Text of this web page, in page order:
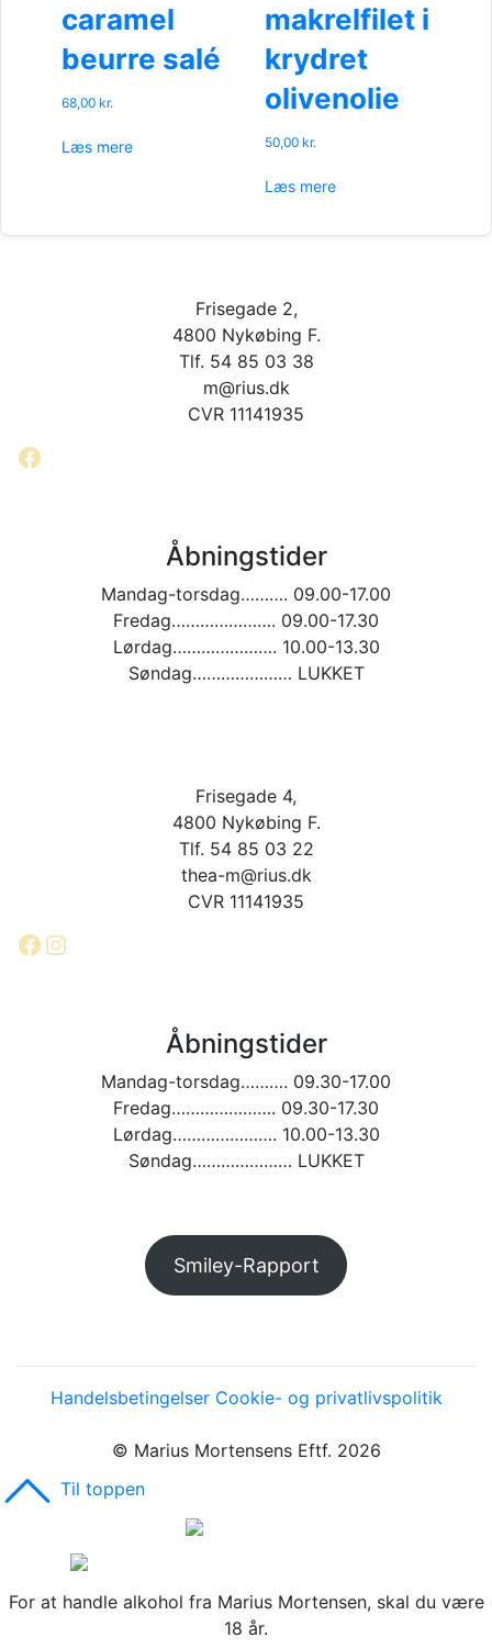
caramel
beurre salé
68,00 kr.
Læs mere
makrelfilet i
krydret
olivenolie
50,00 kr.
Læs mere
Frisegade 2,
4800 Nykøbing F.
Tlf. 54 85 03 38
m@rius.dk
CVR 11141935
Facebook
Åbningstider
Mandag-torsdag………. 09.00-17.00
Fredag…………………. 09.00-17.30
Lørdag…………………. 10.00-13.30
Søndag………………… LUKKET
Frisegade 4,
4800 Nykøbing F.
Tlf. 54 85 03 22
thea-m@rius.dk
CVR 11141935
Facebook
Instagram
Åbningstider
Mandag-torsdag………. 09.30-17.00
Fredag…………………. 09.30-17.30
Lørdag…………………. 10.00-13.30
Søndag………………… LUKKET
Smiley-Rapport
Handelsbetingelser Cookie- og privatlivspolitik
© Marius Mortensens Eftf. 2026
Til toppen
For at handle alkohol fra Marius Mortensen, skal du være
18 år.